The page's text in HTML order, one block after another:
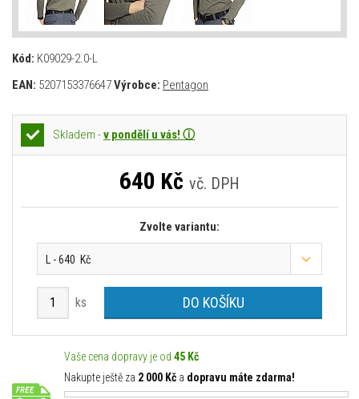
Kód: K09029-2.0-L
EAN: 5207153376647Výrobce: Pentagon
Skladem -v pondělí u vás! ⓘ
640 Kč vč. DPH
Zvolte variantu:
L - 640 Kč
ks DO KOŠÍKU
Vaše cena dopravy je od 45 Kč
Nakupte ještě za 2 000 Kč a dopravu máte zdarma!